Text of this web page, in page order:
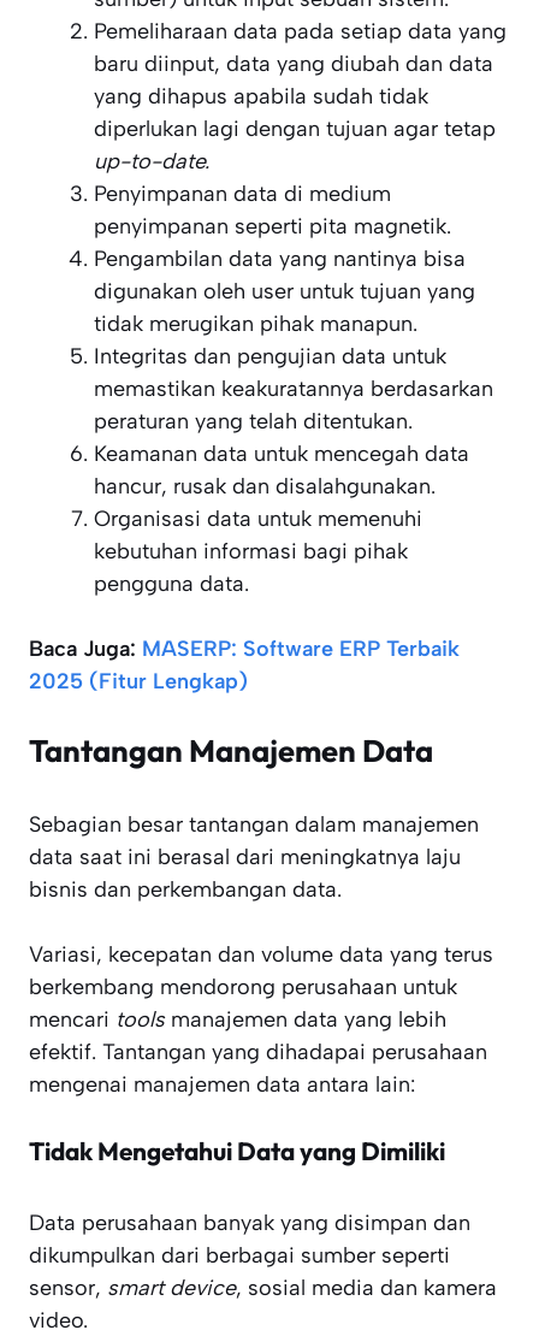
Pemeliharaan data pada setiap data yang
baru diinput, data yang diubah dan data
yang dihapus apabila sudah tidak
diperlukan lagi dengan tujuan agar tetap
up-to-date.
Penyimpanan data di medium
penyimpanan seperti pita magnetik.
Pengambilan data yang nantinya bisa
digunakan oleh user untuk tujuan yang
tidak merugikan pihak manapun.
Integritas dan pengujian data untuk
memastikan keakuratannya berdasarkan
peraturan yang telah ditentukan.
Keamanan data untuk mencegah data
hancur, rusak dan disalahgunakan.
Organisasi data untuk memenuhi
kebutuhan informasi bagi pihak
pengguna data.
Baca Juga: MASERP: Software ERP Terbaik
2025 (Fitur Lengkap)
Tantangan Manajemen Data
Sebagian besar tantangan dalam manajemen
data saat ini berasal dari meningkatnya laju
bisnis dan perkembangan data.
Variasi, kecepatan dan volume data yang terus
berkembang mendorong perusahaan untuk
mencari toolsmanajemen data yang lebih
efektif. Tantangan yang dihadapai perusahaan
mengenai manajemen data antara lain:
Tidak Mengetahui Data yang Dimiliki
Data perusahaan banyak yang disimpan dan
dikumpulkan dari berbagai sumber seperti
sensor, smart device, sosial media dan kamera
video.